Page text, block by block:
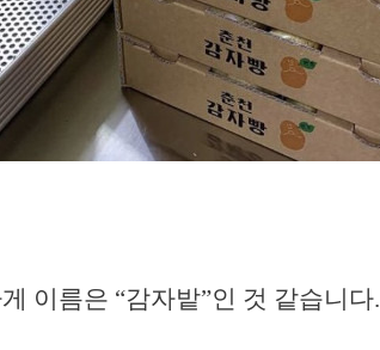
이름은 “감자밭”인 것 같습니다.